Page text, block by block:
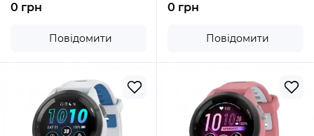
0 грн
Повідомити
0 грн
Повідомити